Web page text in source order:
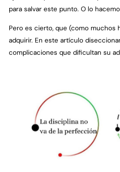
para salvar este punto. O lo
Pero es cierto, que (como muchos
adquirir. En este artículo
complicaciones que dificultan su